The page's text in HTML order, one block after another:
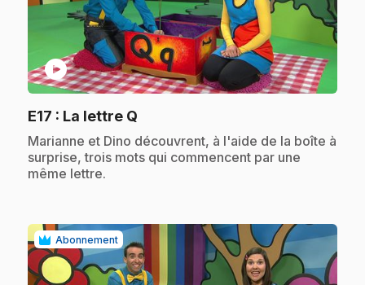
play_circle
E17 : La lettre Q
.Marianne et Dino découvrent, à l'aide de la boîte à
surprise, trois mots qui commencent par une
même lettre.
Abonnement